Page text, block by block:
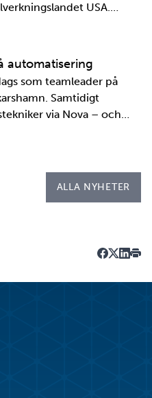
USA.
bli en del av SKB:s
2008 i…
automatisering
som teamleader på
Samtidigt
via Nova – och
både sin praktik, även
ALLA NYHETER